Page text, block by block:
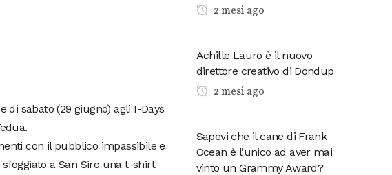
di sabato (29 giugno) agli I-Days
con il pubblico impassibile e
sfoggiato a San Siro una t-shirt
2 mesi ago
Achille Lauro è il nuovo
direttore creativo di Dondup
2 mesi ago
Sapevi che il cane di Frank
Ocean è l’unico ad aver mai
vinto un Grammy Award?